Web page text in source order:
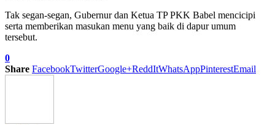
Tak segan-segan, Gubernur dan Ketua TP PKK Babel mencicipi
serta memberikan masukan menu yang baik di dapur umum
tersebut.
0
Share FacebookTwitterGoogle+ReddItWhatsAppPinterestEmail